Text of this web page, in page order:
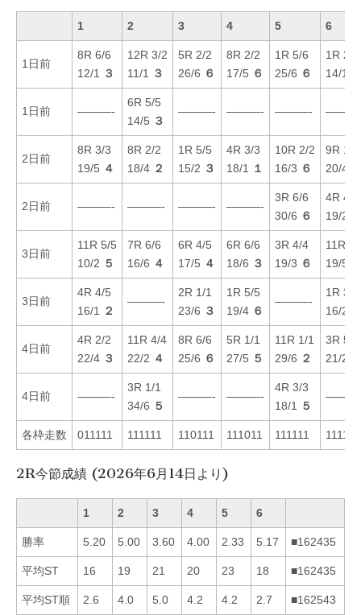
1 2 3 4 5 6
1日前
8R 6/6
12/1
３
12R 3/2
11/1
３
5R 2/2
26/6 ６
8R 2/2
17/5 ６
1R 5/6
25/6 ６
1R 2/3
14/1
1日前 ———-
6R 5/5
14/5 ３
———- ———- ———-
2日前
8R 3/3
19/5 ４
8R 2/2
18/4 ２
1R 5/5
15/2 ３
4R 3/3
18/1
１
10R 2/2
16/3 ６
9R 1/1
20/4
2日前 ———- ———- ———- ———-
3R 6/6
30/6 ６
4R 4/4
19/2
3日前
11R 5/5
10/2 ５
7R 6/6
16/6 ４
6R 4/5
17/5 ４
6R 6/6
18/6 ３
3R 4/4
19/3 ６
11R 6/
19/5
3日前
4R 4/5
16/1
２
———-
2R 1/1
23/6 ３
1R 5/5
19/4 ６
———-
1R 3/3
16/2
4日前
4R 2/2
22/4 ３
11R 4/4
22/2 ４
8R 6/6
25/6 ６
5R 1/1
27/5 ５
11R 1/1
29/6 ２
3R 5/4
21/2
4日前 ———-
3R 1/1
34/6 ５
———- ———-
4R 3/3
18/1
５
各枠走数 011111 111111 110111 111011 111111 111111
2R今節成績 (2026年6月14日より)
1 2 3 4 5 6
勝率 5.20 5.00 3.60 4.00 2.33 5.17 ■162435
平均ST 16 19 21 20 23 18 ■162435
平均ST順 2.6 4.0 5.0 4.2 4.2 2.7 ■162543